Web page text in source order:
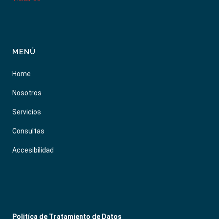
MENÚ
Home
Nosotros
Servicios
Consultas
Accesibilidad
Politíca de Tratamiento de Datos